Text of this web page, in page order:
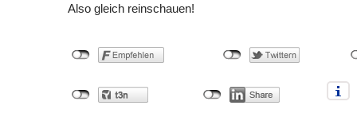
Also gleich reinschauen!